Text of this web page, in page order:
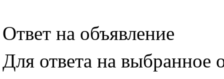
Ответ на объявление
Для ответа на выбранное